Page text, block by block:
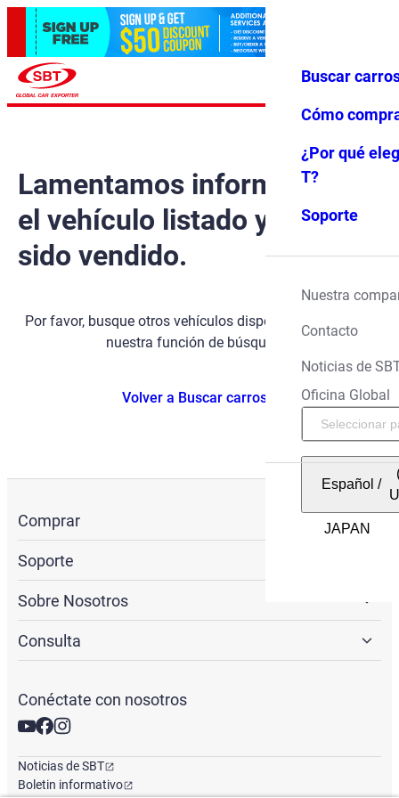
Favoritos Menú
Buscar
Cómo
¿Por qué
T?
Soporte
Nuestra
Contacto
Noticias de
Oficina Global
Español /
Lamentamos informarle que
el vehículo listado ya ha
sido vendido.
Por favor, busque otros vehículos disponibles utilizando
nuestra función de búsqueda.
Volver a Buscar carros
Comprar
Soporte
Sobre Nosotros
Consulta
Conéctate con nosotros
Noticias de SBT
Boletin informativo